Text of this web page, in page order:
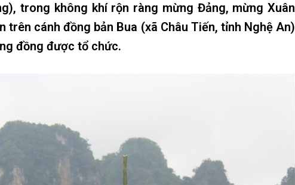
trong không khí rộn ràng mừng Đảng, mừng Xuân
cánh đồng bản Bua (xã Châu Tiến, tỉnh Nghệ An)
đồng được tổ chức.